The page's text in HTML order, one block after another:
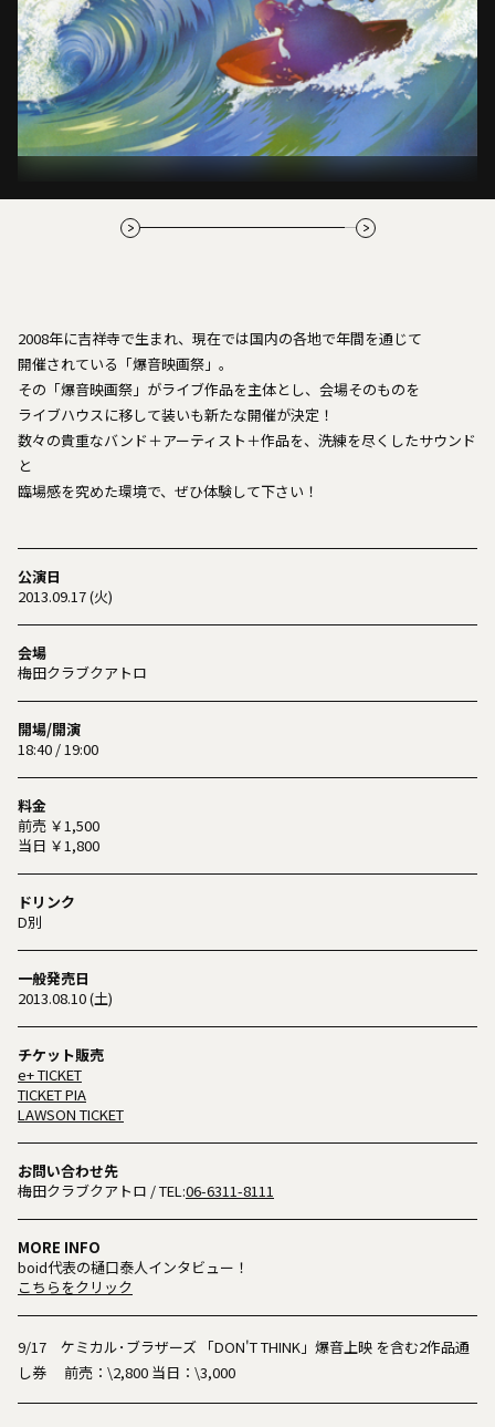
© Palm Beach Pictures PTY LTD 1972
2008年に吉祥寺で生まれ、現在では国内の各地で年間を通じて
開催されている「爆音映画祭」。
その「爆音映画祭」がライブ作品を主体とし、会場そのものを
ライブハウスに移して装いも新たな開催が決定！
数々の貴重なバンド＋アーティスト＋作品を、洗練を尽くしたサウンド
と
臨場感を究めた環境で、ぜひ体験して下さい！
公演日
2013.09.17 (火)
会場
梅田クラブクアトロ
開場/開演
18:40 / 19:00
料金
前売 ￥1,500
当日 ￥1,800
ドリンク
D別
一般発売日
2013.08.10 (土)
チケット販売
e+ TICKET
TICKET PIA
LAWSON TICKET
お問い合わせ先
梅田クラブクアトロ / TEL:06-6311-8111
MORE INFO
boid代表の樋口泰人インタビュー！
こちらをクリック
9/17 ケミカル･ブラザーズ 「DON'T THINK」爆音上映 を含む2作品通
し券 前売：\2,800 当日：\3,000